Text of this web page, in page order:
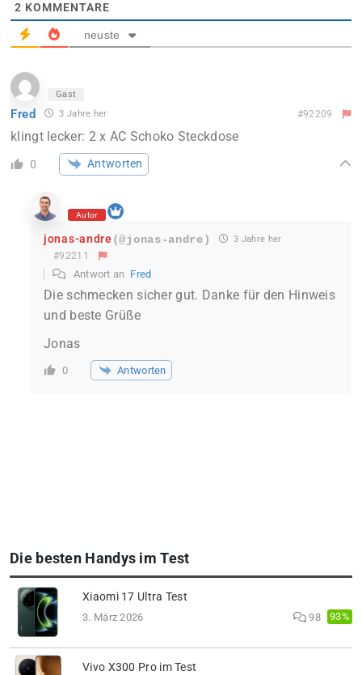
2 KOMMENTARE
neuste
Gast
Fred 3 Jahre her #92209
klingt lecker: 2 x AC Schoko Steckdose
0 Antworten
Autor
jonas-andre(@jonas-andre) 3 Jahre her
#92211
Antwort an Fred
Die schmecken sicher gut. Danke für den Hinweis
und beste Grüße
Jonas
0 Antworten
Die besten Handys im Test
Xiaomi 17 Ultra Test
3. März 2026 98 93%
Vivo X300 Pro im Test